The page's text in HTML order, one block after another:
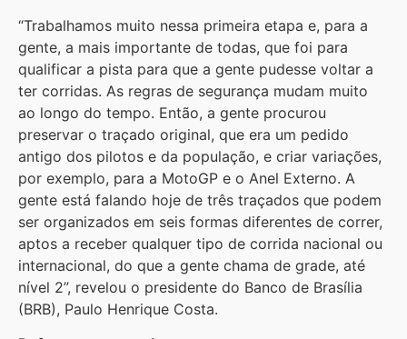
“Trabalhamos muito nessa primeira etapa e, para a
gente, a mais importante de todas, que foi para
qualificar a pista para que a gente pudesse voltar a
ter corridas. As regras de segurança mudam muito
ao longo do tempo. Então, a gente procurou
preservar o traçado original, que era um pedido
antigo dos pilotos e da população, e criar variações,
por exemplo, para a MotoGP e o Anel Externo. A
gente está falando hoje de três traçados que podem
ser organizados em seis formas diferentes de correr,
aptos a receber qualquer tipo de corrida nacional ou
internacional, do que a gente chama de grade, até
nível 2”, revelou o presidente do Banco de Brasília
(BRB), Paulo Henrique Costa.